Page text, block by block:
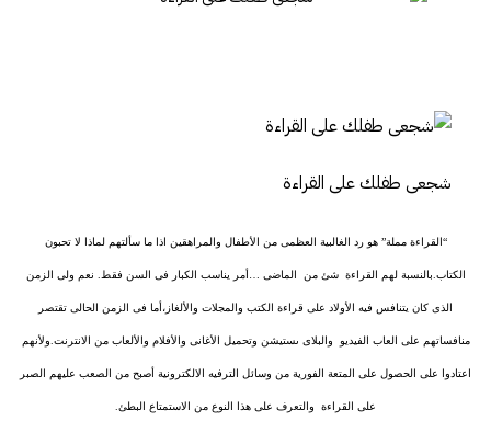
شجعى طفلك على القراءة
“القراءة مملة” هو رد الغالبية العظمى من الأطفال والمراهقين اذا ما سألتهم لماذا لا تحبون
الكتاب.بالنسبة لهم القراءة شئ من الماضى …أمر يناسب الكبار فى السن فقط. نعم ولى الزمن
الذى كان يتنافس فيه الأولاد على قراءة الكتب والمجلات والألغاز،أما فى الزمن الحالى تقتصر
منافساتهم على العاب الفيديو والبلاى ىستيشن وتحميل الأغانى والأفلام والألعاب من الانترنت.ولأنهم
اعتادوا على الحصول على المتعة الفورية من وسائل الترفيه الالكترونية أصبح من الصعب عليهم الصبر
على القراءة والتعرف على هذا النوع من الاستمتاع البطئ.